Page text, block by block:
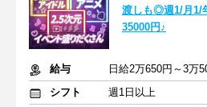
渡しも◎週1/月
35000円♪
給与
日給2万650円～3万
シフト
週1日以上